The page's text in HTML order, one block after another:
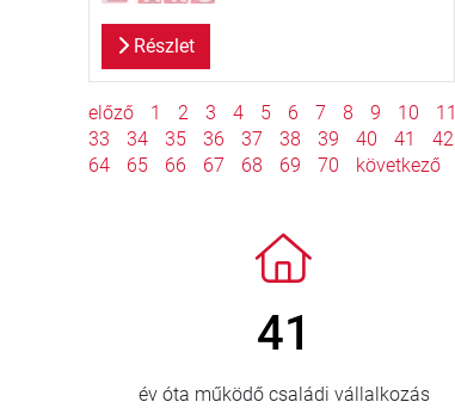
Részlet
előző 1 2 3 4 5 6 7 8 9 10 11
33
34 35 36 37 38 39 40 41 42
64
65 66 67 68 69 70 következő
> 3 500 000
eladott egység